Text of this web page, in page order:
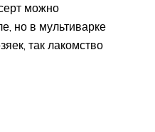
можно
но в мультиварке
так лакомство